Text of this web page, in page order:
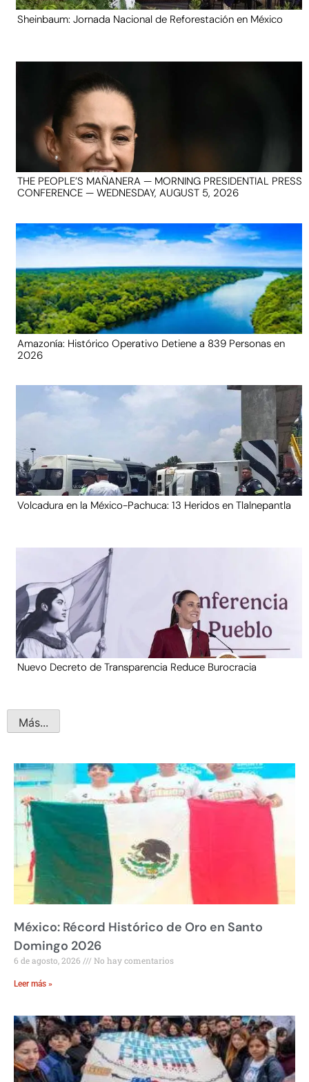
Sheinbaum: Jornada Nacional de Reforestación en México
THE PEOPLE’S MAÑANERA — MORNING PRESIDENTIAL PRESS
CONFERENCE — WEDNESDAY, AUGUST 5, 2026
Amazonía: Histórico Operativo Detiene a 839 Personas en
2026
Volcadura en la México-Pachuca: 13 Heridos en Tlalnepantla
Nuevo Decreto de Transparencia Reduce Burocracia
Más...
México: Récord Histórico de Oro en Santo
Domingo 2026
6 de agosto, 2026 No hay comentarios
Leer más »